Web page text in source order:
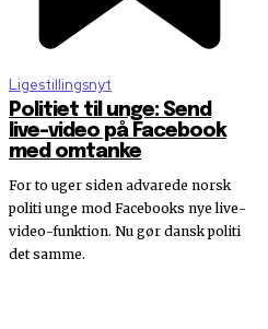
Ligestillingsnyt
Politiet til unge: Send
live-video på Facebook
med omtanke
For to uger siden advarede norsk
politi unge mod Facebooks nye live-
video-funktion. Nu gør dansk politi
det samme.